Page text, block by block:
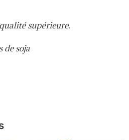
supérieure.
de soja